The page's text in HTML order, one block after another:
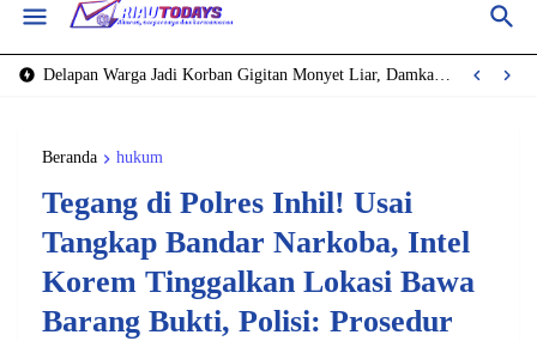
Beranda hukum
Tegang di Polres Inhil! Usai
Tangkap Bandar Narkoba, Intel
Korem Tinggalkan Lokasi Bawa
Barang Bukti, Polisi: Prosedur